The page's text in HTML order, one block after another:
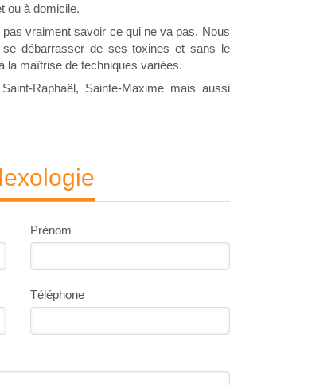
ou à domicile.
vraiment savoir ce qui ne va pas. Nous
débarrasser de ses toxines et sans le
la maîtrise de techniques variées.
Raphaël, Sainte-Maxime mais aussi
Prénom
Téléphone